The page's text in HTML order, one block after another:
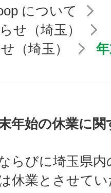
について
せ（埼玉）
（埼玉）
年始の休業に
らびに埼玉県
休業とさせて